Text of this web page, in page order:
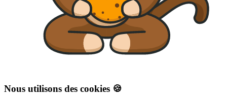
Nous utilisons des cookies 🍪